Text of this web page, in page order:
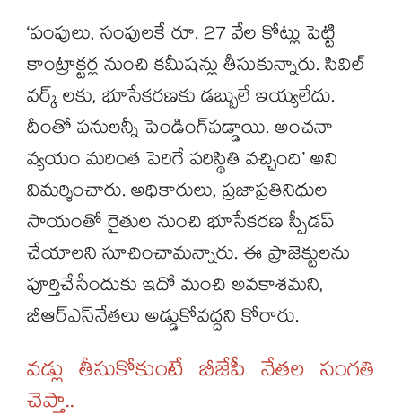
‘పంపులు, సంపులకే రూ. 27 వేల కోట్లు పెట్టి
కాంట్రాక్టర్ల నుంచి కమీషన్లు తీసుకున్నారు. సివిల్
వర్క్ లకు, భూసేకరణకు డబ్బులే ఇయ్యలేదు.
దీంతో పనులన్నీ పెండింగ్​పడ్డాయి. అంచనా
వ్యయం మరింత పెరిగే పరిస్థితి వచ్చింది’ అని
విమర్శించారు. అధికారులు, ప్రజాప్రతినిధుల
సాయంతో రైతుల నుంచి భూసేకరణ స్పీడప్
చేయాలని సూచించామన్నారు. ఈ ప్రాజెక్టులను
పూర్తిచేసేందుకు ఇదో మంచి అవకాశమని,
బీఆర్ఎస్​నేతలు అడ్డుకోవద్దని కోరారు.
వడ్లు తీసుకోకుంటే బీజేపీ నేతల సంగతి
చెప్తా..